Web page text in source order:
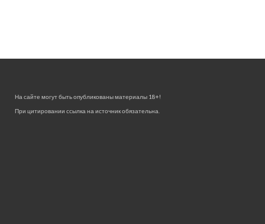
На сайте могут быть опубликованы материалы 18+!
При цитировании ссылка на источник обязательна.